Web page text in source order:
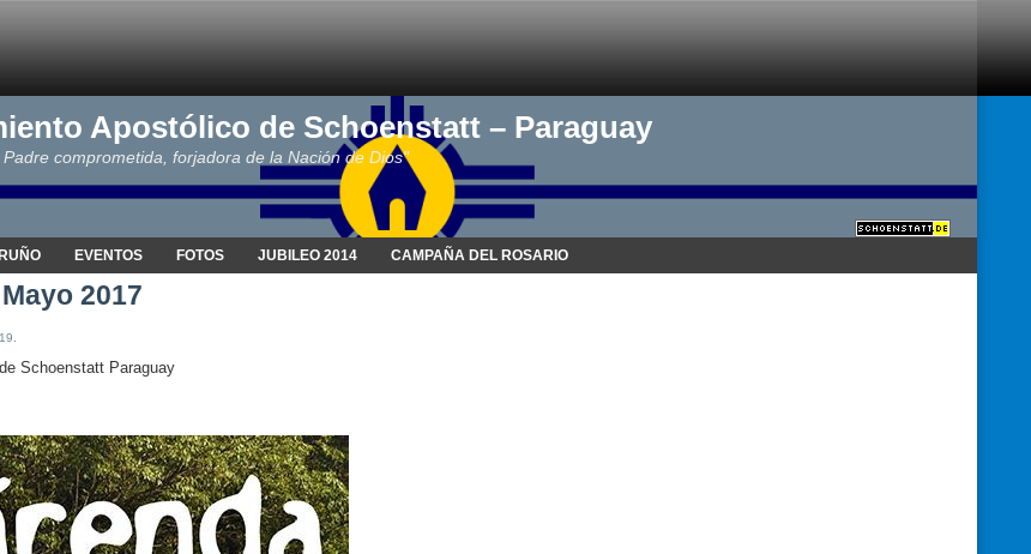
Apostólico de Schoenstatt – Paraguay
comprometida, forjadora de la Nación de Dios"
EVENTOS FOTOS JUBILEO 2014 CAMPAÑA DEL ROSARIO
2017
Schoenstatt Paraguay